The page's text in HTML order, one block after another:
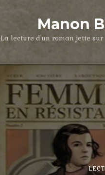
Manon
La lecture d'un roman jette